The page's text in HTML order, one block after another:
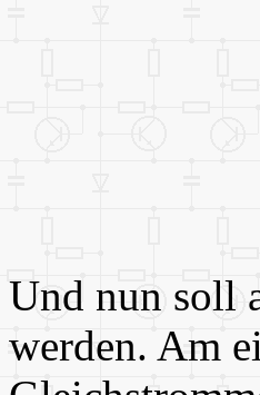
Und nun soll
werden. Am